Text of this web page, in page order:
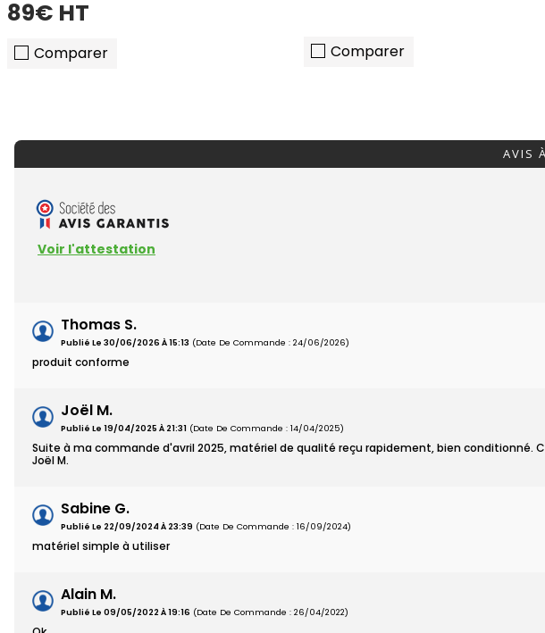
89€ HT
Comparer Comparer
AVIS
Voir l'attestation
Thomas S.
Publié Le 30/06/2026 À 15:13 (Date De Commande : 24/06/2026)
produit conforme
Joël M.
Publié Le 19/04/2025 À 21:31 (Date De Commande : 14/04/2025)
Suite à ma commande d'avril 2025, matériel de qualité reçu rapidement, bien
Joël M.
Sabine G.
Publié Le 22/09/2024 À 23:39 (Date De Commande : 16/09/2024)
matériel simple à utiliser
Alain M.
Publié Le 09/05/2022 À 19:16 (Date De Commande : 26/04/2022)